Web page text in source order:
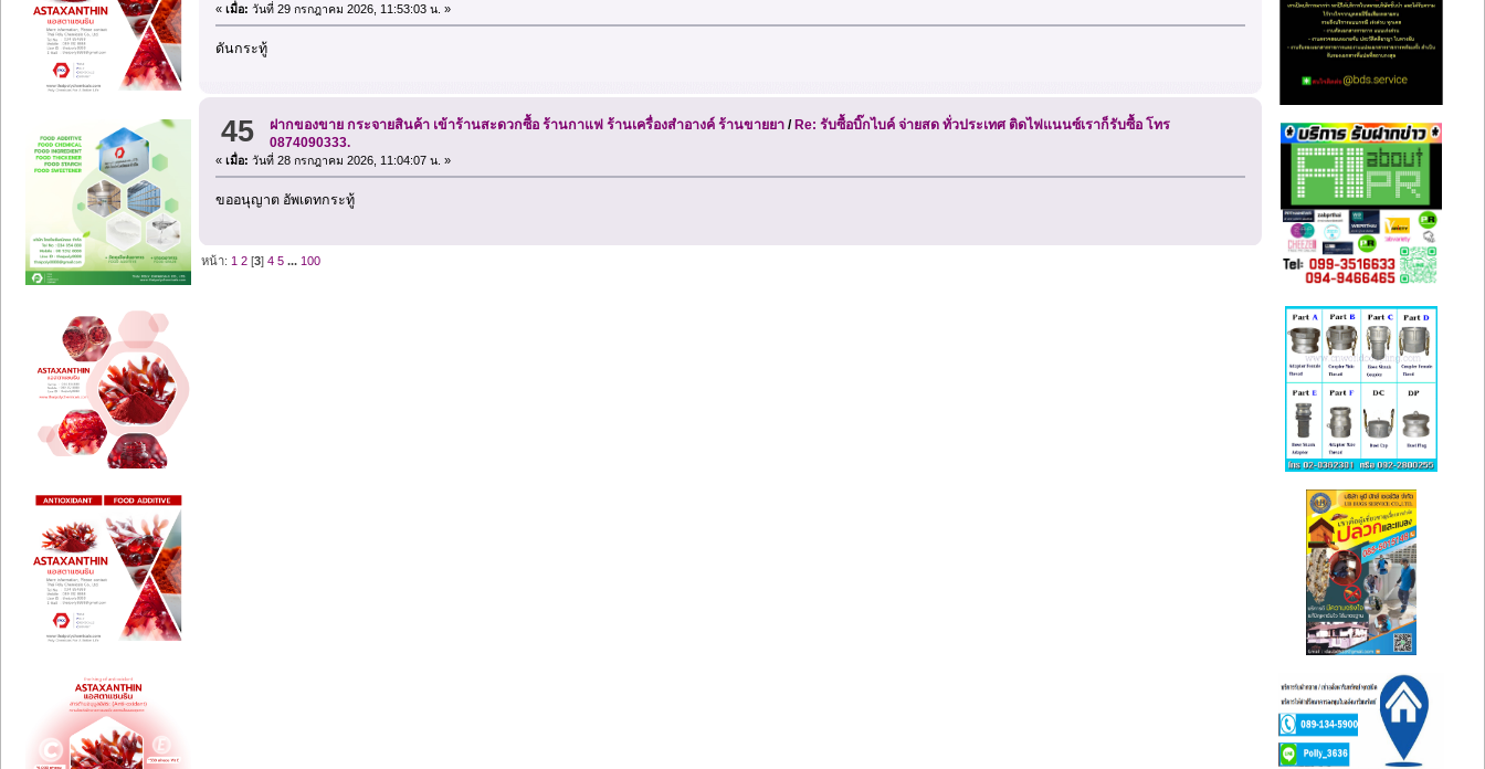
« เมื่อ: วันที่ 29 กรกฎาคม 2026, 11:53:03 น. »
ดันกระทู้
45 ฝากของขาย กระจายสินค้า เข้าร้านสะดวกซื้อ ร้านกาแฟ ร้านเครื่องสำอางค์ ร้านขายยา / Re: รับซื้อบิ๊กไบค์ จ่ายสด ทั่วประเทศ ติดไฟแนนซ์เราก็รับซื้อ โทร
0874090333.
« เมื่อ: วันที่ 28 กรกฎาคม 2026, 11:04:07 น. »
ขออนุญาต อัพเดทกระทู้
หน้า: 1 2 [3]4 5 ... 100